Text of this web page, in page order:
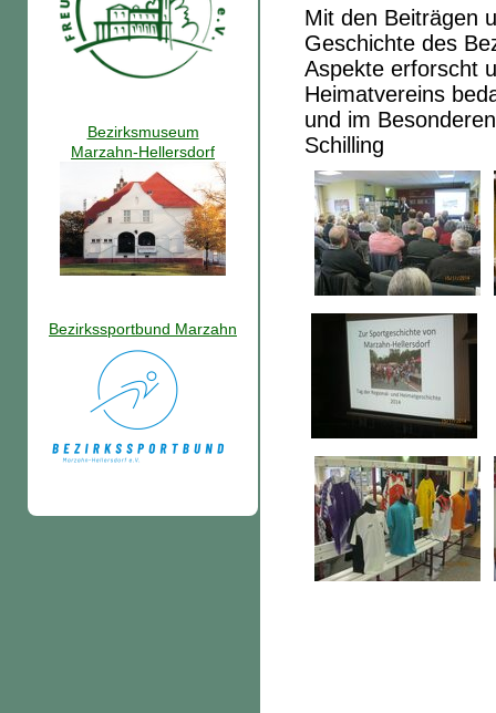
Mit den Beiträgen
Geschichte des
Aspekte erforscht
Heimatvereins
und im
Schilling
Bezirksmuseum
Marzahn-Hellersdorf
Bezirkssportbund Marzahn